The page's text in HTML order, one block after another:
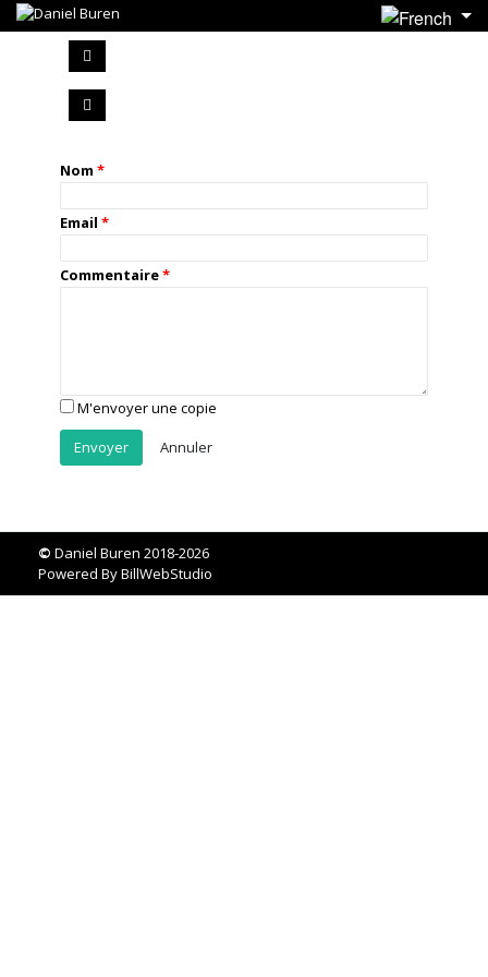
Nom
Email
Commentaire
M'envoyer une copie
Annuler
© Daniel Buren 2018-2026
Powered ByBillWebStudio